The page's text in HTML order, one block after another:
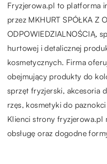
Fryzjerowa.pl to platforma
przez MKHURT SPÓŁKA Z
ODPOWIEDZIALNOŚCIĄ,
hurtowej i detalicznej
kosmetycznych. Firma
obejmujący produkty do
sprzęt fryzjerski, akcesoria
rzęs, kosmetyki do
Klienci strony fryzjerowa.pl
obsługę oraz dogodne